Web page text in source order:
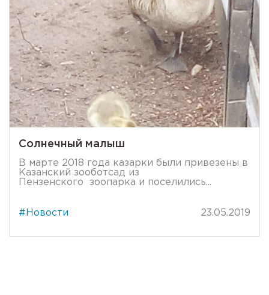
Солнечный малыш
В марте 2018 года казарки были привезены в
Казанский зооботсад из
Пензенского зоопарка и поселились...
#Новости 23.05.2019